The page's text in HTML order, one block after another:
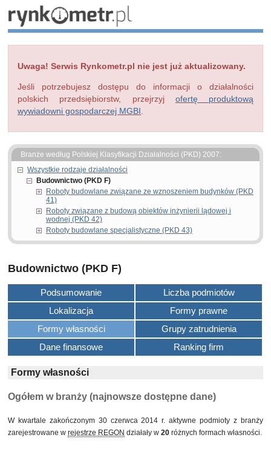
Uwaga! Serwis Rynkometr.pl nie jest już aktualizowany.
Jeśli potrzebujesz dostępu do informacji o działalności
polskich przedsiębiorstw, przejrzyj ofertę produktową
wywiadowni gospodarczej MGBI
Branże według Polskiej Klasyfikacji Działalności (PKD) 2007:
Wszystkie rodzaje działalności
Budownictwo (PKD F)
Roboty budowlane związane ze wznoszeniem budynków (PKD
41)
Roboty związane z budową obiektów inżynierii lądowej i
wodnej (PKD 42)
Roboty budowlane specjalistyczne (PKD 43)
Budownictwo (PKD F)
Podsumowanie
Liczba podmiotów
Lokalizacja
Formy prawne
Formy własności
Grupy zatrudnienia
Dane finansowe
Ranking firm
Formy własności
Ogółem w branży (najnowsze dostępne dane)
W kwartale zakończonym 30 czerwca 2014 r. aktywne podmioty z branży
zarejestrowane w rejestrze REGON działały w 20 różnych formach własności.